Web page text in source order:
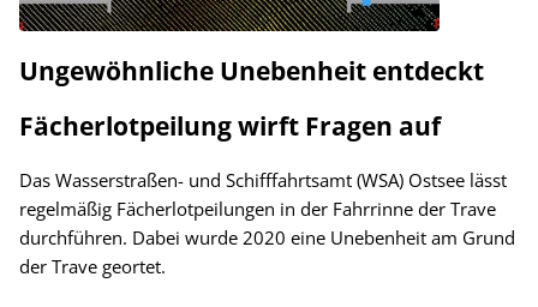
Ungewöhnliche Unebenheit entdeckt
Fächerlotpeilung wirft Fragen auf
Das Wasserstraßen- und Schifffahrtsamt (WSA) Ostsee lässt
regelmäßig Fächerlotpeilungen in der Fahrrinne der Trave
durchführen. Dabei wurde 2020 eine Unebenheit am Grund
der Trave geortet.